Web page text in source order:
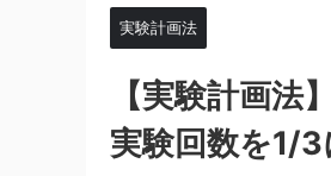
実験計画法
【実験計画
実験回数を1/